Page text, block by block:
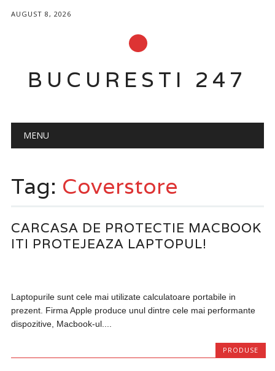
AUGUST 8, 2026
BUCURESTI 247
Main menu
MENU
Tag: Coverstore
CARCASA DE PROTECTIE MACBOOK
ITI PROTEJEAZA LAPTOPUL!
Laptopurile sunt cele mai utilizate calculatoare portabile in
prezent. Firma Apple produce unul dintre cele mai performante
dispozitive, Macbook-ul....
PRODUSE